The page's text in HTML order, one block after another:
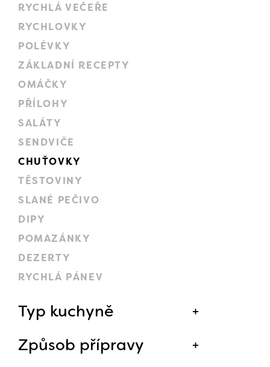
RYCHLÁ VEČEŘE
RYCHLOVKY
POLÉVKY
ZÁKLADNÍ RECEPTY
OMÁČKY
PŘÍLOHY
SALÁTY
SENDVIČE
CHUŤOVKY
TĚSTOVINY
SLANÉ PEČIVO
DIPY
POMAZÁNKY
DEZERTY
RYCHLÁ PÁNEV
Typ kuchyně
Způsob přípravy